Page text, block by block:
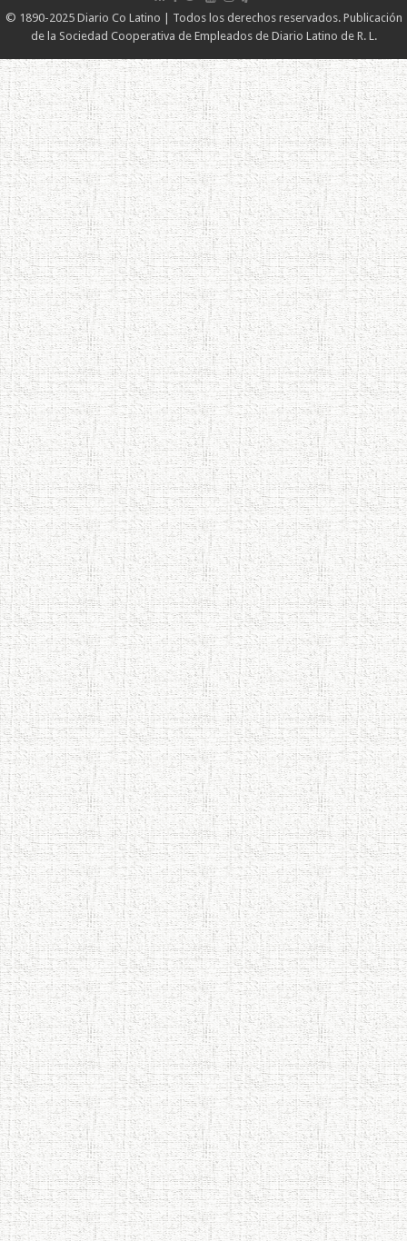
© 1890-2025 Diario Co Latino | Todos los derechos reservados. Publicación
de la Sociedad Cooperativa de Empleados de Diario Latino de R. L.